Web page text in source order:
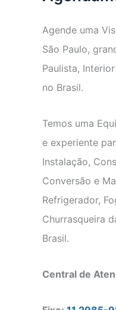
Agende uma
São Paulo,
Paulista,
no Brasil.
Temos uma
e experiente
Instalação,
Conversão e
Refrigerador,
Churrasqueira
Brasil.
Central de